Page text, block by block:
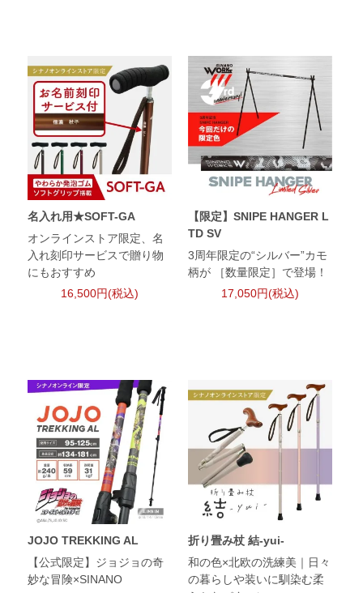
名入れ用★SOFT-GA
オンラインストア限定、名
入れ刻印サービスで贈り物
にもおすすめ
16,500円(税込)
【限定】SNIPE HANGER L
TD SV
3周年限定の“シルバー”カモ
柄が ［数量限定］で登場！
17,050円(税込)
JOJO TREKKING AL
【公式限定】ジョジョの奇
妙な冒険×SINANO
折り畳み杖 結-yui-
和の色×北欧の洗練美｜日々
の暮らしや装いに馴染む柔